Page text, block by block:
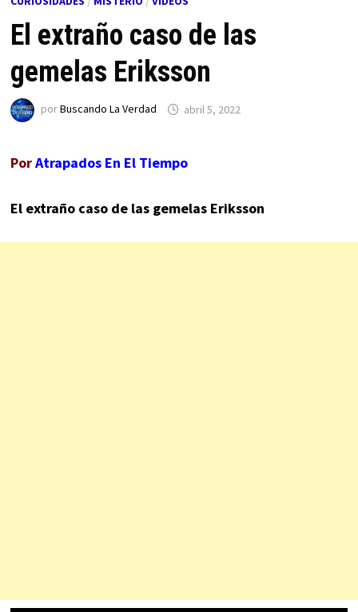
El extraño caso de las
gemelas Eriksson
porBuscando La Verdad abril 5, 2022
PorAtrapados En El Tiempo
El extraño caso de las gemelas Eriksson